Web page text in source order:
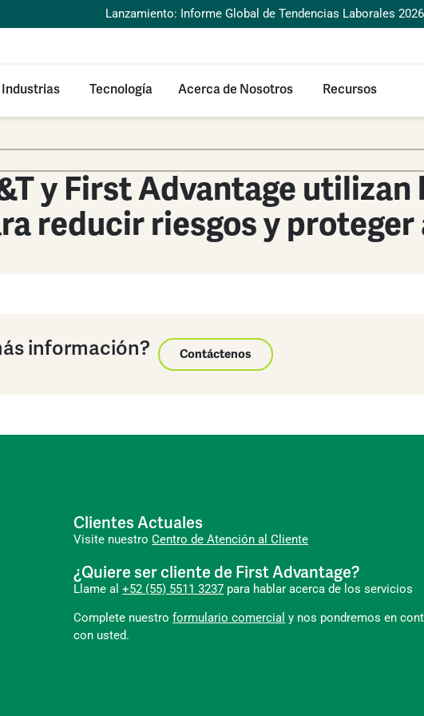
Lanzamiento: Informe Global de Tendencias Laborales 2026
Industrias Tecnología Acerca de Nosotros Recursos
y First Advantage
reducir riesgos y proteger
información? Contáctenos
Clientes Actuales
Visite nuestroCentro de Atención al Cliente
¿Quiere ser cliente de First Advantage?
Llame al+52 (55) 5511 3237 para hablar acerca de los servicios
Complete nuestroformulario comercial y nos pondremos en
con usted.